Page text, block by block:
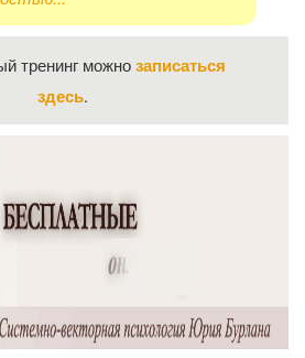
тренинг можнозаписаться
здесь.